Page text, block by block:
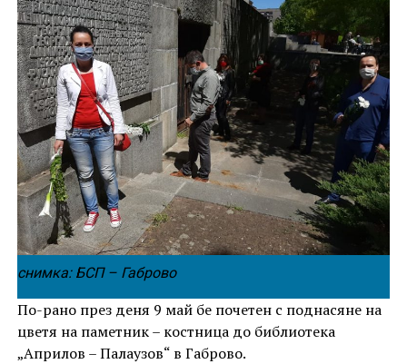
снимка: БСП – Габрово
По-рано през деня 9 май бе почетен с поднасяне на
цветя на паметник – костница до библиотека
„Априлов – Палаузов“ в Габрово.